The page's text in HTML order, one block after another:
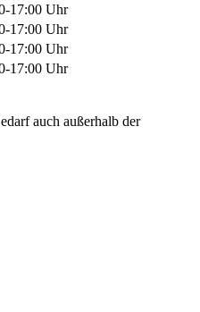
17:00 Uhr
17:00 Uhr
17:00 Uhr
17:00 Uhr
auch außerhalb der